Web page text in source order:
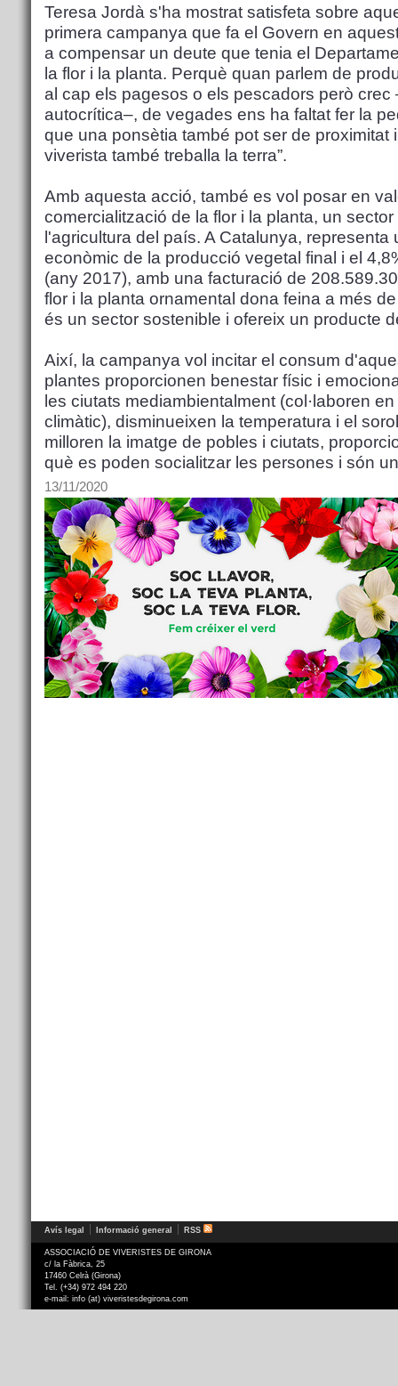
Teresa Jordà s'ha mostrat satisfeta sobre
primera campanya que fa el Govern en
a compensar un deute que tenia el
la flor i la planta. Perquè quan parlem de
al cap els pagesos o els pescadors però crec
autocrítica–, de vegades ens ha faltat fer la
que una ponsètia també pot ser de proximitat
viverista també treballa la terra”.
Amb aquesta acció, també es vol posar en
comercialització de la flor i la planta, un
l'agricultura del país. A Catalunya, representa
econòmic de la producció vegetal final i el
(any 2017), amb una facturació de
flor i la planta ornamental dona feina a més
és un sector sostenible i ofereix un producte
Així, la campanya vol incitar el consum
plantes proporcionen benestar físic i
les ciutats mediambientalment (col·laboren
climàtic), disminueixen la temperatura i el
milloren la imatge de pobles i ciutats,
què es poden socialitzar les persones i són
13/11/2020
Avís legal Informació general RSS
ASSOCIACIÓ DE VIVERISTES DE GIRONA
c/ la Fàbrica, 25
17460 Celrà (Girona)
Tel. (+34) 972 494 220
e-mail: info (at) viveristesdegirona.com